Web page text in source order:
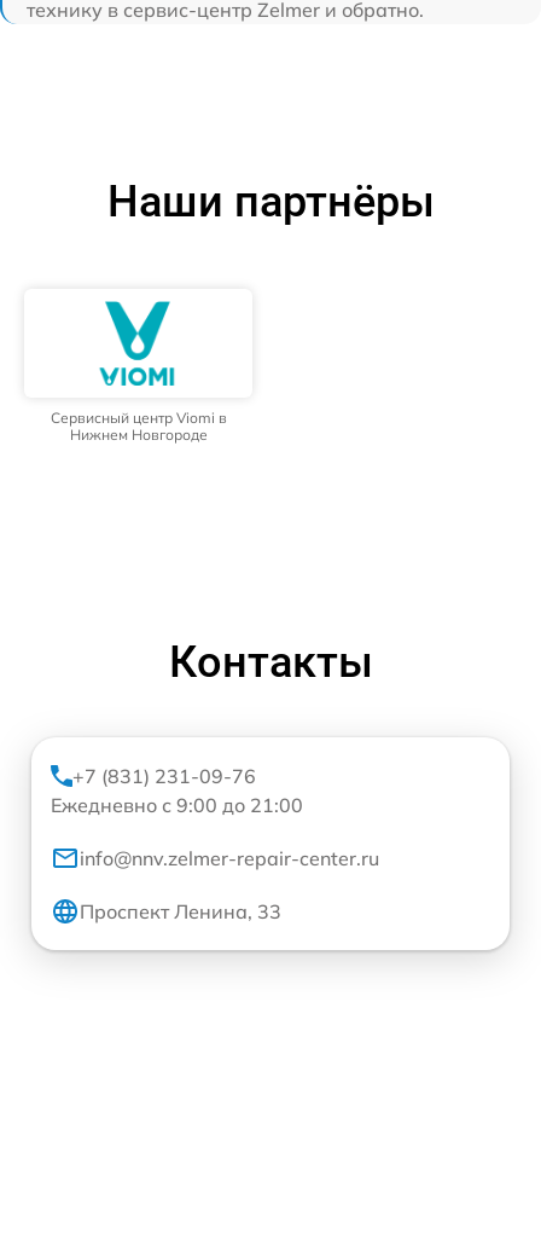
технику в сервис-центр Zelmer и обратно.
Наши партнёры
Сервисный центр Viomi в
Нижнем Новгороде
Контакты
+7 (831) 231-09-76
Ежедневно с 9:00 до 21:00
info@nnv.zelmer-repair-center.ru
Проспект Ленина, 33